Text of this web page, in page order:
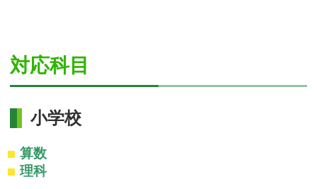
対応科目
小学校
算数
理科